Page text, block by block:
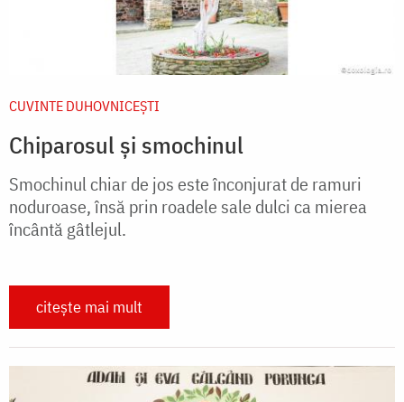
CUVINTE DUHOVNICEȘTI
Chiparosul și smochinul
Smochinul chiar de jos este înconjurat de ramuri
noduroase, însă prin roadele sale dulci ca mierea
încântă gâtlejul.
citește mai mult